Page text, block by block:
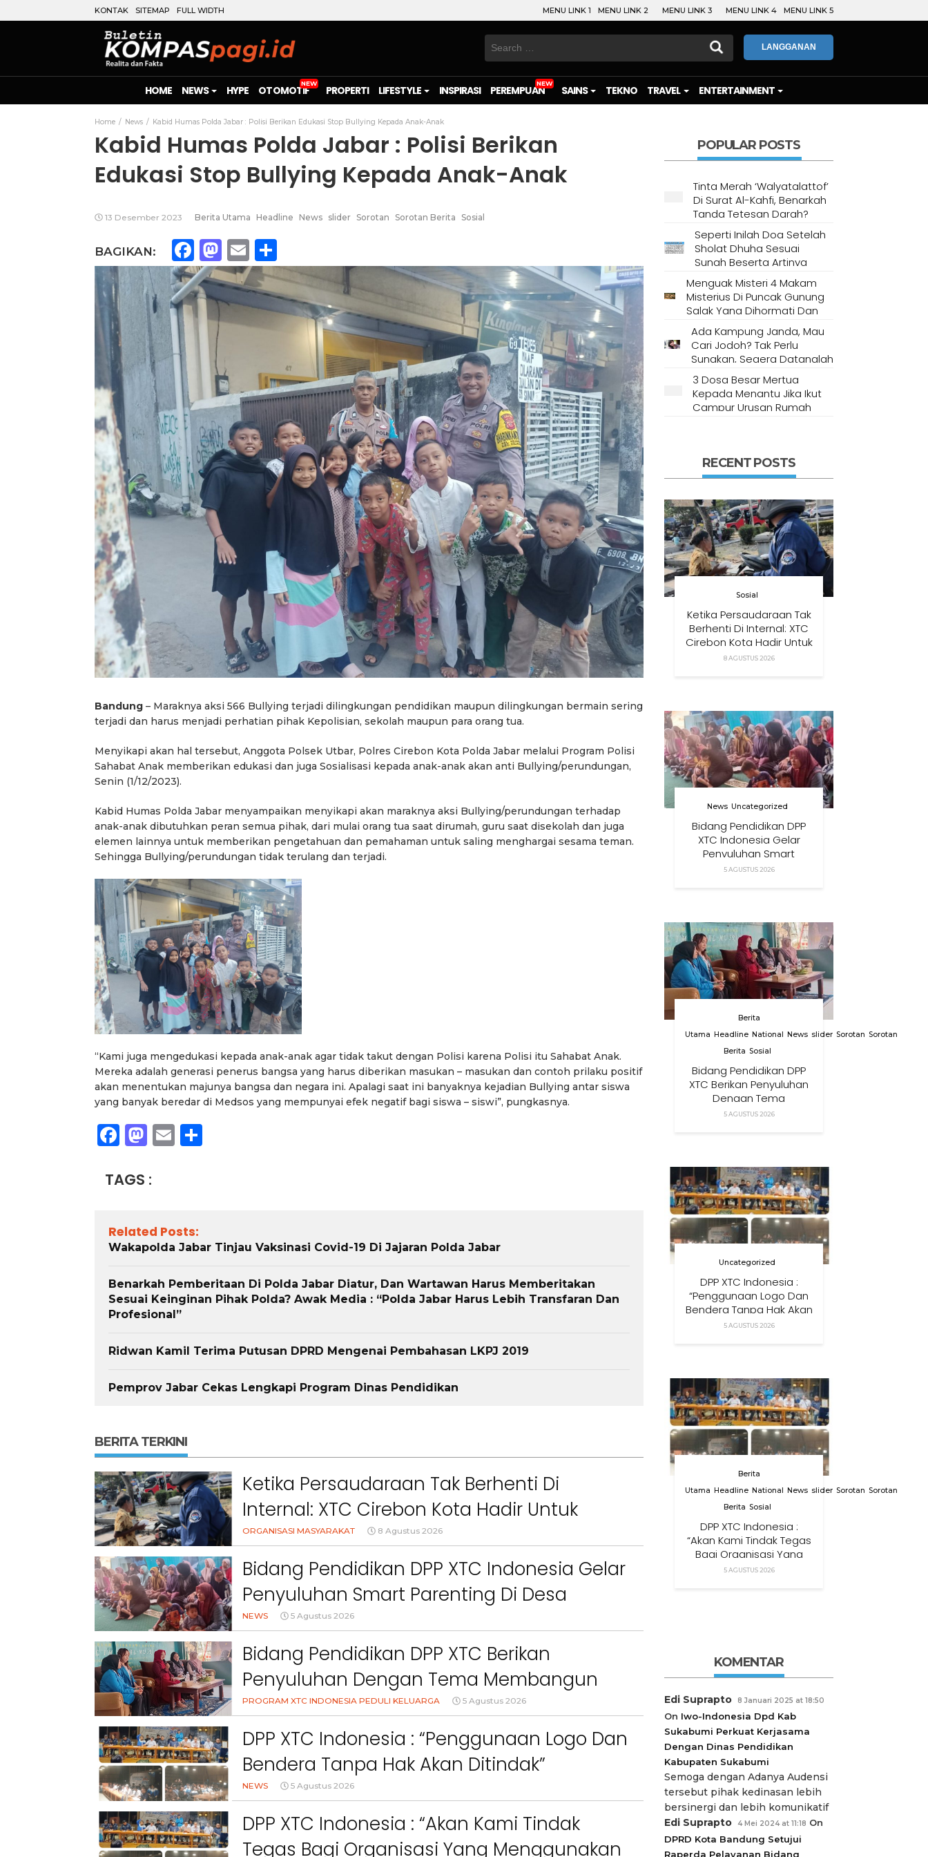
KONTAK SITEMAP FULL WIDTH MENU LINK 1 MENU LINK 2 MENU LINK 3 MENU LINK 4 MENU LINK 5
Search
LANGGANAN
HOME NEWS HYPE OTOMOTIF PROPERTI LIFESTYLE INSPIRASI PEREMPUAN SAINS TEKNO TRAVEL ENTERTAINMENT
Home News Kabid Humas Polda Jabar : Polisi Berikan Edukasi Stop Bullying Kepada Anak-Anak
Kabid Humas Polda Jabar : Polisi Berikan
Edukasi Stop Bullying Kepada Anak-Anak
13 Desember 2023 Berita Utama Headline News slider Sorotan Sorotan Berita Sosial
BAGIKAN: Facebook
Mastodon
Email
Bandung – Maraknya aksi 566 Bullying terjadi dilingkungan pendidikan maupun dilingkungan bermain sering
terjadi dan harus menjadi perhatian pihak Kepolisian, sekolah maupun para orang tua.
Menyikapi akan hal tersebut, Anggota Polsek Utbar, Polres Cirebon Kota Polda Jabar melalui Program Polisi
Sahabat Anak memberikan edukasi dan juga Sosialisasi kepada anak-anak akan anti Bullying/perundungan,
Senin (1/12/2023).
Kabid Humas Polda Jabar menyampaikan menyikapi akan maraknya aksi Bullying/perundungan terhadap
anak-anak dibutuhkan peran semua pihak, dari mulai orang tua saat dirumah, guru saat disekolah dan juga
elemen lainnya untuk memberikan pengetahuan dan pemahaman untuk saling menghargai sesama teman.
Sehingga Bullying/perundungan tidak terulang dan terjadi.
“Kami juga mengedukasi kepada anak-anak agar tidak takut dengan Polisi karena Polisi itu Sahabat Anak.
Mereka adalah generasi penerus bangsa yang harus diberikan masukan – masukan dan contoh prilaku positif
akan menentukan majunya bangsa dan negara ini. Apalagi saat ini banyaknya kejadian Bullying antar siswa
yang banyak beredar di Medsos yang mempunyai efek negatif bagi siswa – siswi”, pungkasnya.
Facebook
Mastodon
Email
TAGS :
Related Posts:
Wakapolda Jabar Tinjau Vaksinasi Covid-19 Di Jajaran Polda Jabar
Benarkah Pemberitaan Di Polda Jabar Diatur, Dan Wartawan Harus Memberitakan
Sesuai Keinginan Pihak Polda? Awak Media : “Polda Jabar Harus Lebih Transfaran Dan
Profesional”
Ridwan Kamil Terima Putusan DPRD Mengenai Pembahasan LKPJ 2019
Pemprov Jabar Cekas Lengkapi Program Dinas Pendidikan
BERITA TERKINI
Ketika Persaudaraan Tak Berhenti Di
Internal: XTC Cirebon Kota Hadir Untuk
Masyarakat
ORGANISASI MASYARAKAT 8 Agustus 2026
Bidang Pendidikan DPP XTC Indonesia Gelar
Penyuluhan Smart Parenting Di Desa
Cihanjuang KBB
NEWS 5 Agustus 2026
Bidang Pendidikan DPP XTC Berikan
Penyuluhan Dengan Tema Membangun
Peran Orang Tua Dalam Menjaga
Kesehatan Anak Di Era Digital
PROGRAM XTC INDONESIA PEDULI KELUARGA 5 Agustus 2026
DPP XTC Indonesia : “Penggunaan Logo Dan
Bendera Tanpa Hak Akan Ditindak”
NEWS 5 Agustus 2026
DPP XTC Indonesia : “Akan Kami Tindak
Tegas Bagi Organisasi Yang Menggunakan
POPULAR POSTS
Tinta Merah ‘Walyatalattof’
Di Surat Al-Kahfi, Benarkah
Tanda Tetesan Darah?
Seperti Inilah Doa Setelah
Sholat Dhuha Sesuai
Sunah Beserta Artinya
Menguak Misteri 4 Makam
Misterius Di Puncak Gunung
Salak Yang Dihormati Dan
Dianggap Tempat Suci Oleh
Masyarakat Setempat
Ada Kampung Janda, Mau
Cari Jodoh? Tak Perlu
Sungkan, Segera Datanglah
Ke Desa Ini
3 Dosa Besar Mertua
Kepada Menantu Jika Ikut
Campur Urusan Rumah
RECENT POSTS
Sosial
Ketika Persaudaraan Tak
Berhenti Di Internal: XTC
Cirebon Kota Hadir Untuk
Masyarakat
8 AGUSTUS 2026
News Uncategorized
Bidang Pendidikan DPP
XTC Indonesia Gelar
Penyuluhan Smart
Parenting Di Desa
5 AGUSTUS 2026
Berita
Utama
Headline National News slider Sorotan Sorotan
Berita Sosial
Bidang Pendidikan DPP
XTC Berikan Penyuluhan
Dengan Tema
Membangun Peran
5 AGUSTUS 2026
Uncategorized
DPP XTC Indonesia :
“Penggunaan Logo Dan
Bendera Tanpa Hak Akan
Ditindak”
5 AGUSTUS 2026
Berita
Utama
Headline National News slider Sorotan Sorotan
Berita Sosial
DPP XTC Indonesia :
“Akan Kami Tindak Tegas
Bagi Organisasi Yang
Menggunakan Nama,
5 AGUSTUS 2026
KOMENTAR
Edi Suprapto 8 Januari 2025 at 18:50
On Iwo-Indonesia Dpd Kab
Sukabumi Perkuat Kerjasama
Dengan Dinas Pendidikan
Kabupaten Sukabumi
Semoga dengan Adanya Audensi
tersebut pihak kedinasan lebih
bersinergi dan lebih komunikatif
Edi Suprapto
4 Mei 2024 at 11:18 On
DPRD Kota Bandung Setujui
Raperda Pelayanan Bidang